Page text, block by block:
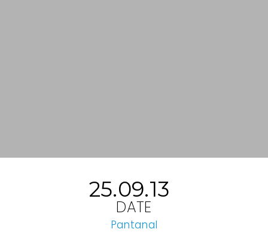
25.09.13
DATE
Pantanal